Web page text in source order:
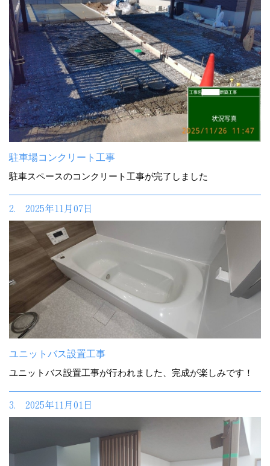
駐車場コンクリート工事
駐車スペースのコンクリート工事が完了しました
2. 2025年11月07日
ユニットバス設置工事
ユニットバス設置工事が行われました、完成が楽しみです！
3. 2025年11月01日